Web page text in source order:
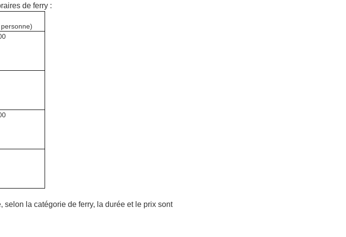
de ferry :
la catégorie de ferry, la durée et le prix sont